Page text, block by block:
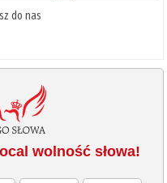
do nas
wolność słowa!